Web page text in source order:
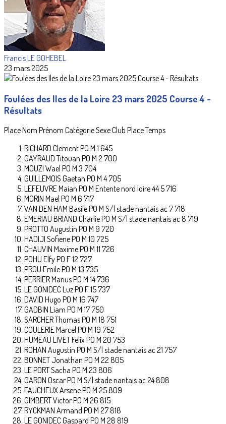
Francis LE GOHEBEL
23 mars 2025
Foulées des Iles de la Loire 23 mars 2025 Course 4 -
Résultats
Place Nom Prénom Catégorie Sexe Club Place Temps
RICHARD Clement PO M 1 645
GAYRAUD Titouan PO M 2 700
MOUZI Wael PO M 3 704
GUILLEMOIS Gaetan PO M 4 705
LEFEUVRE Maian PO M Entente nord loire 44 5 716
MORIN Mael PO M 6 717
VAN DEN HAM Basile PO M S/l stade nantais ac 7 718
EMERIAU BRIAND Charlie PO M S/l stade nantais ac 8 719
PROTTO Augustin PO M 9 720
HADIJI Sofiene PO M 10 725
CHAUVIN Maxime PO M 11 726
POHU Elfy PO F 12 727
PROU Emile PO M 13 735
PERRIER Marius PO M 14 736
LE GONIDEC Luz PO F 15 737
DAVID Hugo PO M 16 747
GADBIN Liam PO M 17 750
SARCHER Thomas PO M 18 751
COULERIE Marcel PO M 19 752
HUMEAU LIVET Felix PO M 20 753
ROHAN Augustin PO M S/l stade nantais ac 21 757
BONNET Jonathan PO M 22 805
LE PORT Sacha PO M 23 806
GARON Oscar PO M S/l stade nantais ac 24 808
FAUCHEUX Arsene PO M 25 809
GIMBERT Victor PO M 26 815
RYCKMAN Armand PO M 27 818
LE GONIDEC Gaspard PO M 28 819